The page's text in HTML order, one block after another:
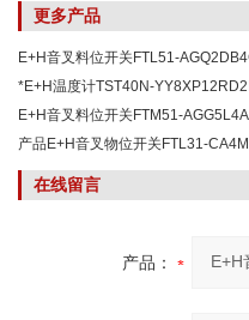
更多产品
E+H音叉料位开关FTL51-
*E+H温度计TST40N-
E+H音叉料位开关FTM51-
产品E+H音叉物位开关FTL31-
在线留言
产品：